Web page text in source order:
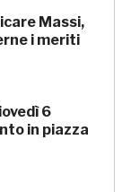
Massi,
i meriti
6
in piazza